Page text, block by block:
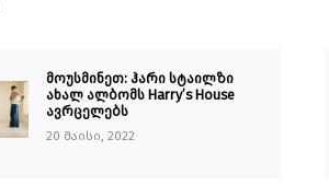
მოუსმინეთ: ჰარი სტაილზი
ახალ ალბომს Harry’s House
ავრცელებს
20 მაისი, 2022